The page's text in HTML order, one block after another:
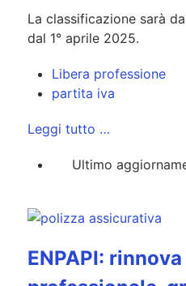
La classificazione sarà
dal 1° aprile 2025.
Libera professione
partita iva
Leggi tutto …
Ultimo
ENPAPI: